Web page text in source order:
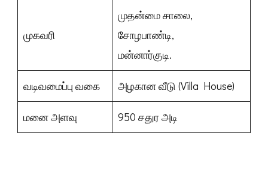
முகவரி
முதன்மை சாலை,
சோழபாண்டி,
மன்னார்குடி.
வடிவமைப்பு வகை அழகான வீடு (Villa House)
மனை அளவு 950 சதுர அடி